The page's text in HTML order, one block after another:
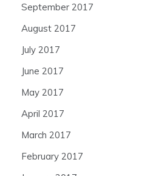
September 2017
August 2017
July 2017
June 2017
May 2017
April 2017
March 2017
February 2017